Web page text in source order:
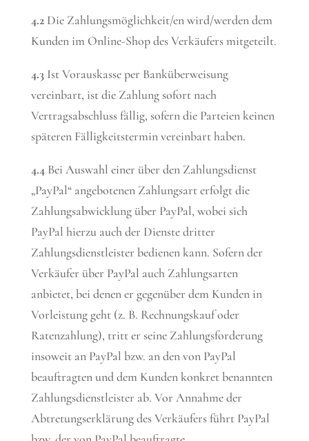
4.2Die Zahlungsmöglichkeit/en wird/werden dem
Kunden im Online-Shop des Verkäufers mitgeteilt.
4.3Ist Vorauskasse per Banküberweisung
vereinbart, ist die Zahlung sofort nach
Vertragsabschluss fällig, sofern die Parteien keinen
späteren Fälligkeitstermin vereinbart haben.
4.4Bei Auswahl einer über den Zahlungsdienst
„PayPal“ angebotenen Zahlungsart erfolgt die
Zahlungsabwicklung über PayPal, wobei sich
PayPal hierzu auch der Dienste dritter
Zahlungsdienstleister bedienen kann. Sofern der
Verkäufer über PayPal auch Zahlungsarten
anbietet, bei denen er gegenüber dem Kunden in
Vorleistung geht (z. B. Rechnungskauf oder
Ratenzahlung), tritt er seine Zahlungsforderung
insoweit an PayPal bzw. an den von PayPal
beauftragten und dem Kunden konkret benannten
Zahlungsdienstleister ab. Vor Annahme der
Abtretungserklärung des Verkäufers führt PayPal